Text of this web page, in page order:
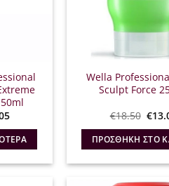
Η
τιμή
είναι:
Wella
Sculpt Force
€18.50
was:
€
ΠΡΟΣΘΉΚΗ ΣΤΟ